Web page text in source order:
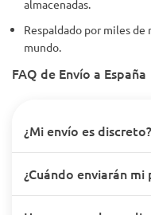
almacenadas.
Respaldado por miles
mundo.
FAQ de Envío a España
¿Mi envío es discreto?
¿Cuándo enviarán mi